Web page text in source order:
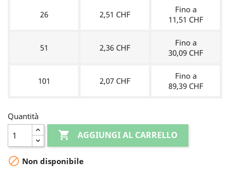
26 2,51 CHF
Fino a
11,51 CHF
51 2,36 CHF
Fino a
30,09 CHF
101 2,07 CHF
Fino a
89,39 CHF
Quantità
 AGGIUNGI AL CARRELLO
 Non disponibile